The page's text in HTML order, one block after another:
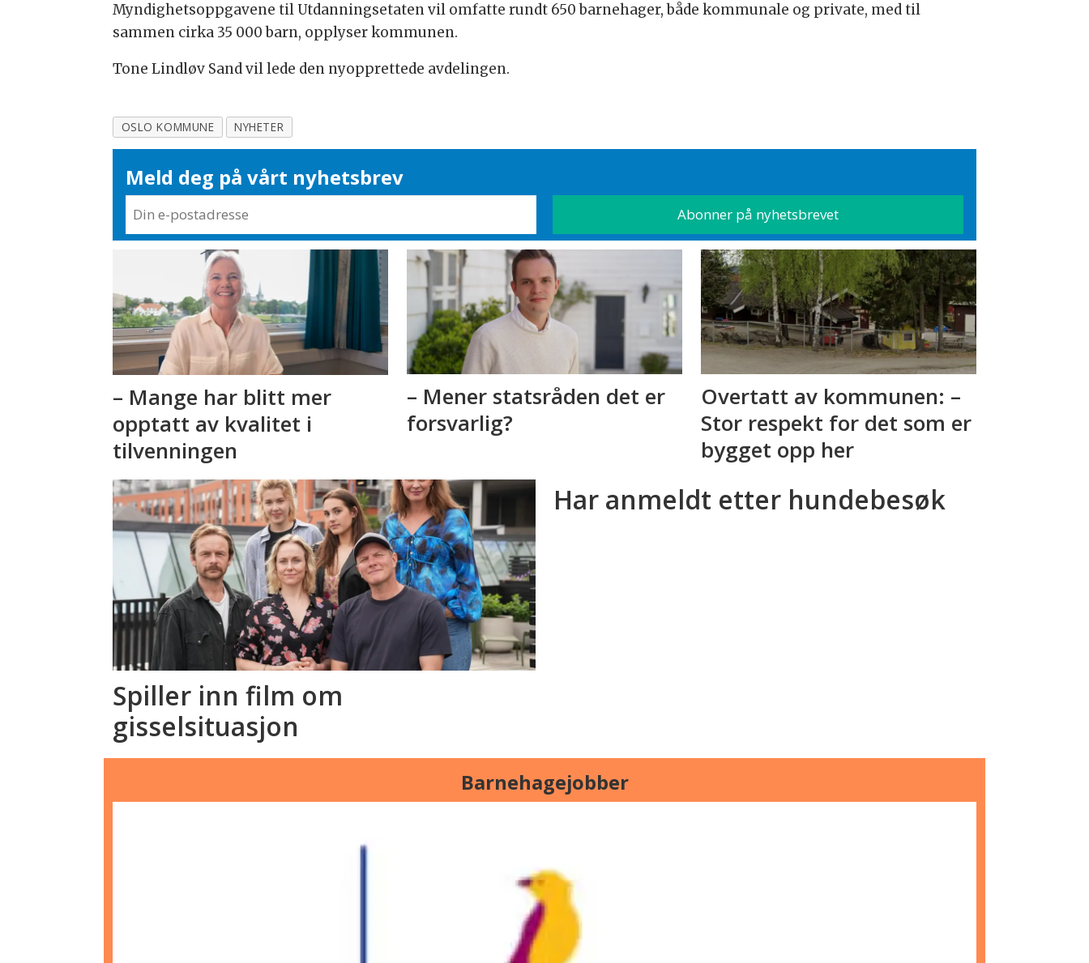
Myndighetsoppgavene til Utdanningsetaten vil omfatte rundt 650 barnehager, både kommunale og private, med til
sammen cirka 35 000 barn, opplyser kommunen.
Tone Lindløv Sand vil lede den nyopprettede avdelingen.
OSLO KOMMUNE NYHETER
Meld deg på vårt nyhetsbrev
– Mange har blitt mer
opptatt av kvalitet i
tilvenningen
– Mener statsråden det er
forsvarlig?
Overtatt av kommunen: –
Stor respekt for det som er
bygget opp her
Spiller inn film om
gisselsituasjon
Har anmeldt etter hundebesøk
Barnehagejobber